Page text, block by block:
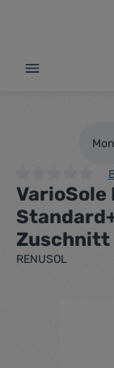
Durchschnittliche
VarioSole
Zuschnitt
RENUSOL